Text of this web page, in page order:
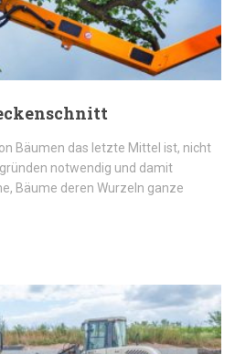
Bäumen das letzte Mittel ist, nicht
notwendig und damit
Bäume deren Wurzeln ganze